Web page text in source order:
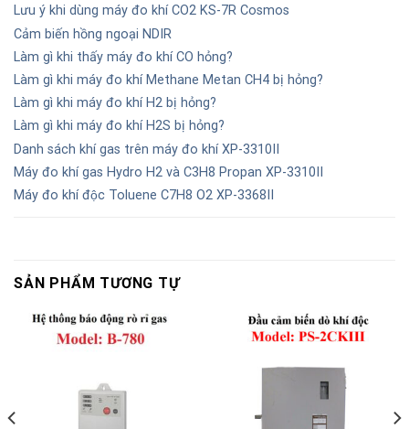
Lưu ý khi dùng máy đo khí CO2 KS-7R Cosmos
Cảm biến hồng ngoại NDIR
Làm gì khi thấy máy đo khí CO hỏng?
Làm gì khi máy đo khí Methane Metan CH4 bị hỏng?
Làm gì khi máy đo khí H2 bị hỏng?
Làm gì khi máy đo khí H2S bị hỏng?
Danh sách khí gas trên máy đo khí XP-3310II
Máy đo khí gas Hydro H2 và C3H8 Propan XP-3310II
Máy đo khí độc Toluene C7H8 O2 XP-3368II
SẢN PHẨM TƯƠNG TỰ